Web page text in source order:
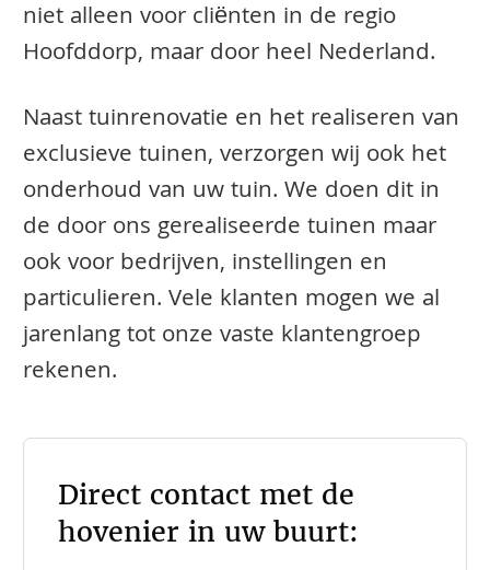
niet alleen voor cliënten in de regio
Hoofddorp, maar door heel Nederland.
Naast tuinrenovatie en het realiseren van
exclusieve tuinen, verzorgen wij ook het
onderhoud van uw tuin. We doen dit in
de door ons gerealiseerde tuinen maar
ook voor bedrijven, instellingen en
particulieren. Vele klanten mogen we al
jarenlang tot onze vaste klantengroep
rekenen.
Direct contact met de
hovenier in uw buurt: